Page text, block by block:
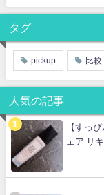
タグ
pickup 比較
人気の記事
【すっ
ェア リ